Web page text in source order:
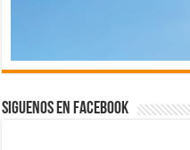
Siguenos en Facebook